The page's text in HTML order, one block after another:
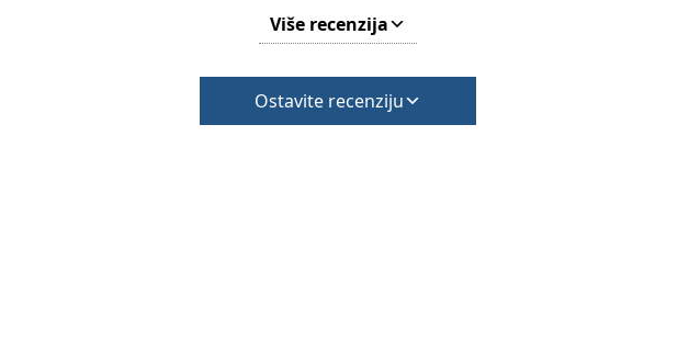
Više recenzija
Ostavite recenziju